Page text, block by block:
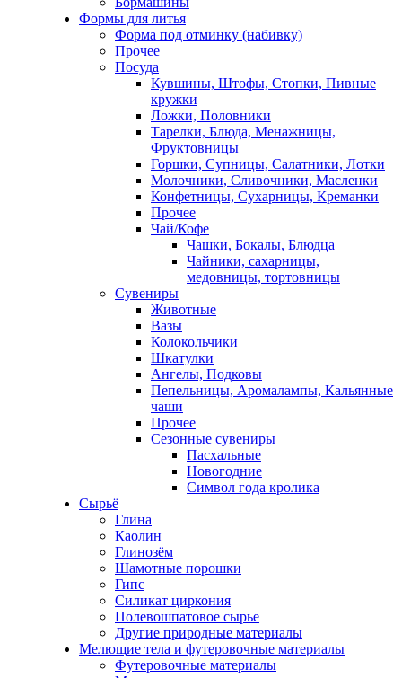
Формы для литья
Форма под отминку (набивку)
Прочее
Посуда
Кувшины, Штофы, Стопки, Пивные
кружки
Ложки, Половники
Тарелки, Блюда, Менажницы,
Фруктовницы
Горшки, Супницы, Салатники, Лотки
Молочники, Сливочники, Масленки
Конфетницы, Сухарницы, Креманки
Прочее
Чай/Кофе
Чашки, Бокалы, Блюдца
Чайники, сахарницы,
медовницы, тортовницы
Сувениры
Животные
Вазы
Колокольчики
Шкатулки
Ангелы, Подковы
Пепельницы, Аромалампы, Кальянные
чаши
Прочее
Сезонные сувениры
Пасхальные
Новогодние
Символ года кролика
Сырьё
Глина
Каолин
Глинозём
Шамотные порошки
Гипс
Силикат циркония
Полевошпатовое сырье
Другие природные материалы
Мелющие тела и футеровочные материалы
Футеровочные материалы